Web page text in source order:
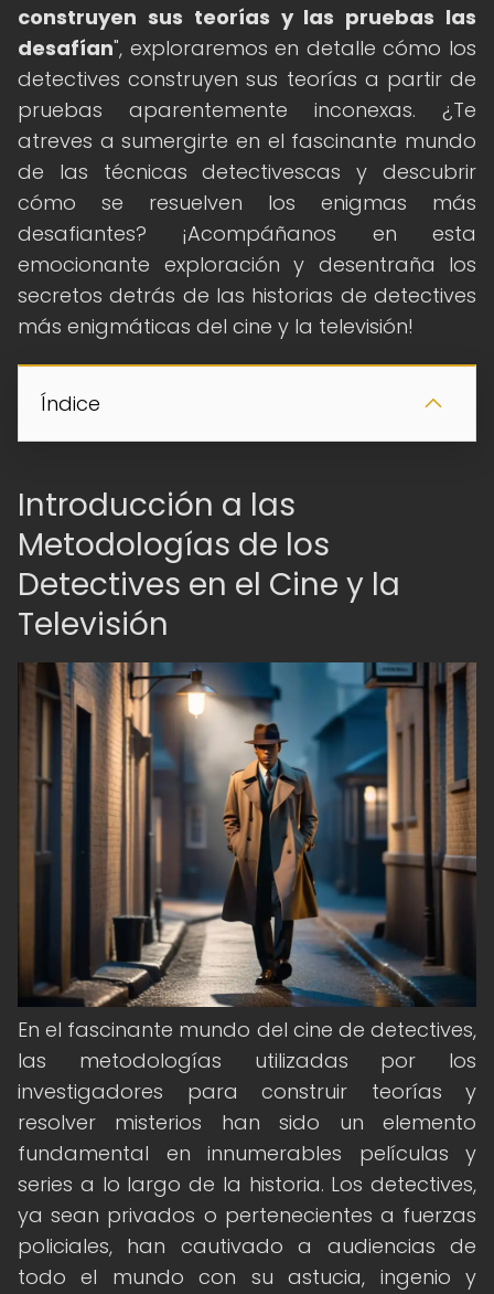
construyen sus teorías y las pruebas las
desafían", exploraremos en detalle cómo los
detectives construyen sus teorías a partir de
pruebas aparentemente inconexas. ¿Te
atreves a sumergirte en el fascinante mundo
de las técnicas detectivescas y descubrir
cómo se resuelven los enigmas más
desafiantes? ¡Acompáñanos en esta
emocionante exploración y desentraña los
secretos detrás de las historias de detectives
más enigmáticas del cine y la televisión!
Índice
Introducción a las
Metodologías de los
Detectives en el Cine y la
Televisión
En el fascinante mundo del cine de detectives,
las metodologías utilizadas por los
investigadores para construir teorías y
resolver misterios han sido un elemento
fundamental en innumerables películas y
series a lo largo de la historia. Los detectives,
ya sean privados o pertenecientes a fuerzas
policiales, han cautivado a audiencias de
todo el mundo con su astucia, ingenio y